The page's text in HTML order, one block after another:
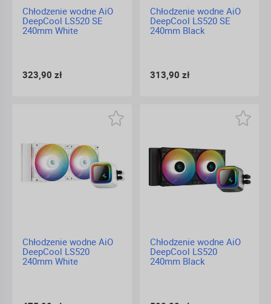
Chłodzenie wodne AiO
DeepCool LS520 SE
240mm White
323,90 zł
Chłodzenie wodne AiO
DeepCool LS520 SE
240mm Black
313,90 zł
Chłodzenie wodne AiO
DeepCool LS520
240mm White
Chłodzenie wodne AiO
DeepCool LS520
240mm Black